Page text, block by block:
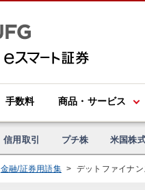
手数料 商品・サービス
信用取引 プチ株 米国株
金融/証券用語集 > デットファイナン